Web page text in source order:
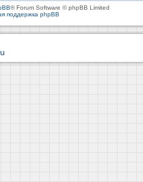
® Forum Software © phpBB Limited
поддержка phpBB